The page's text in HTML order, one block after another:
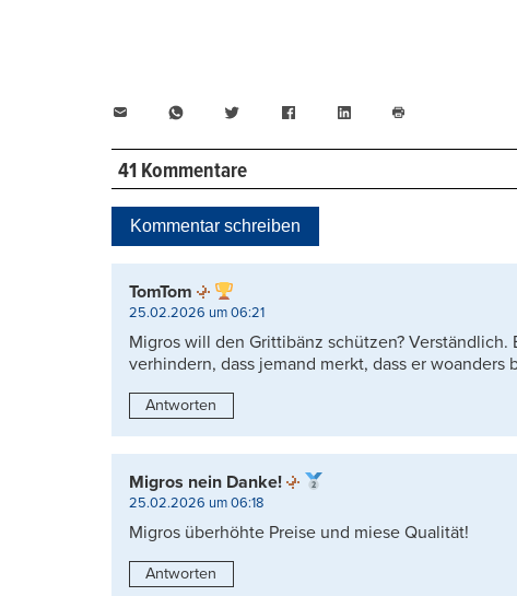
WhatsAppTwitter FacebookLinkedIn
drucken
41 Kommentare
Kommentar schreiben
TomTom
25.02.2026 um 06:21
Migros will den Grittibänz schützen?
verhindern, dass jemand merkt, dass er woanders
Antworten
Migros nein Danke!
25.02.2026 um 06:18
Migros überhöhte Preise und miese Qualität!
Antworten